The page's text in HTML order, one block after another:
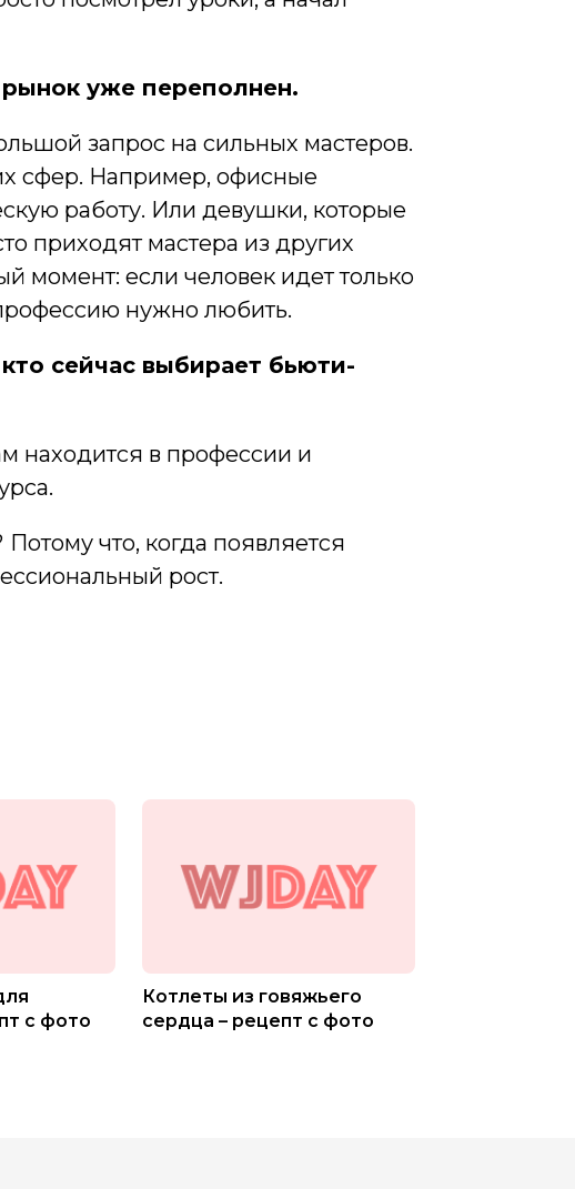
уже переполнен.
запрос на сильных мастеров.
сфер. Например, офисные
работу. Или девушки, которые
приходят мастера из других
момент: если человек идет только
нужно любить.
сейчас выбирает бьюти-
находится в профессии и
что, когда появляется
рост.
с фото
Котлеты из говяжьего
сердца – рецепт с фото